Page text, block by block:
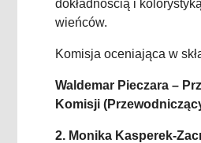
dokładnością i
wieńców.
Komisja oceniająca w
Waldemar Pieczara –
Komisji
2. Monika Kasperek-